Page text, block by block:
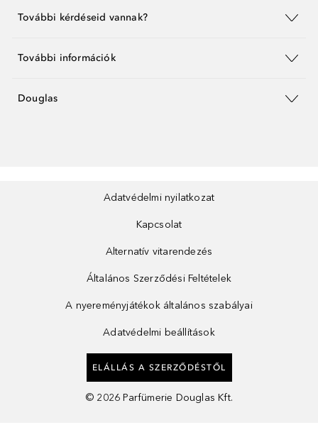
További kérdéseid vannak?
További információk
Douglas
Adatvédelmi nyilatkozat
Kapcsolat
Alternatív vitarendezés
Általános Szerződési Feltételek
A nyereményjátékok általános szabályai
Adatvédelmi beállítások
ELÁLLÁS A SZERZŐDÉSTŐL
© 2026 Parfümerie Douglas Kft.